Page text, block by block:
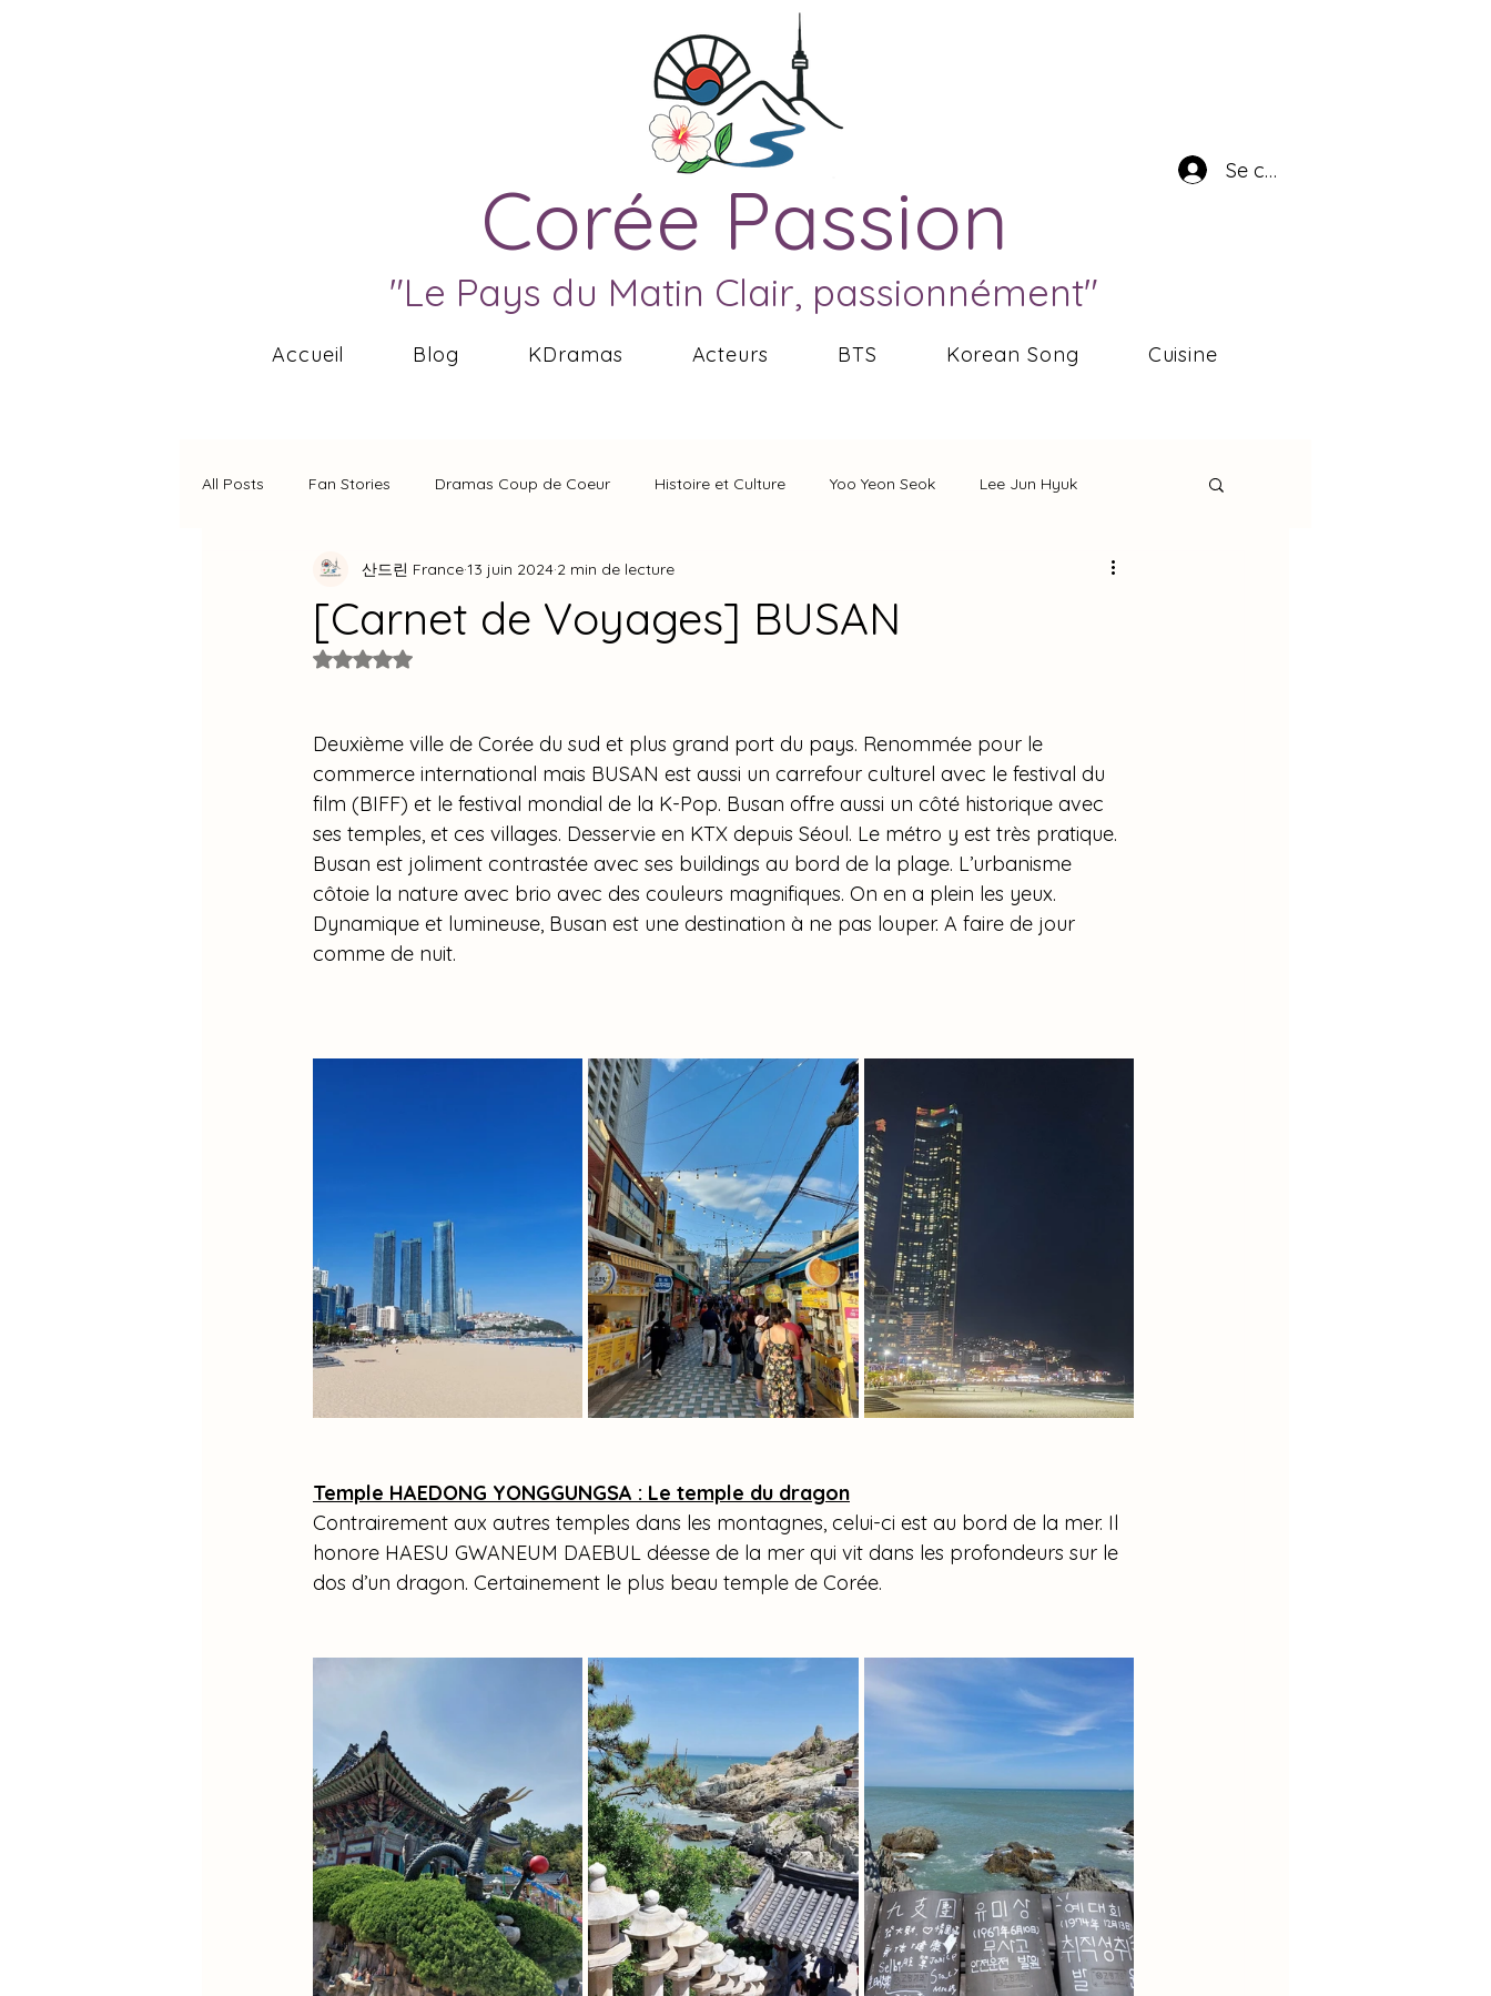
Corée Passion
"Le Pays du Matin Clair, passionnément"
Se connecter
Accueil Blog KDramas Acteurs BTS Korean Song Cuisine
All Posts Fan Stories Dramas Coup de Coeur Histoire et Culture Yoo Yeon Seok Lee Jun Hyuk
Byeon Woo Seok Hwang In Youp RoWoon
Park Bo Gum Ji Sung
BTS 2026 2025 2024 2023 2022 2021 2020 2018
[Carnet de Voyages] BUSAN
산드린 France13 juin 2024 2 min de lecture
Noté NaN étoiles sur 5.
Deuxième ville de Corée du sud et plus grand port du pays. Renommée pour le
commerce international mais BUSAN est aussi un carrefour culturel avec le festival du
film (BIFF) et le festival mondial de la K-Pop. Busan offre aussi un côté historique avec
ses temples, et ces villages. Desservie en KTX depuis Séoul. Le métro y est très pratique.
Busan est joliment contrastée avec ses buildings au bord de la plage. L’urbanisme
côtoie la nature avec brio avec des couleurs magnifiques. On en a plein les yeux.
Dynamique et lumineuse, Busan est une destination à ne pas louper. A faire de jour
comme de nuit.
Temple HAEDONG YONGGUNGSA : Le temple du dragon
Contrairement aux autres temples dans les montagnes, celui-ci est au bord de la mer. Il
honore HAESU GWANEUM DAEBUL déesse de la mer qui vit dans les profondeurs sur le
dos d’un dragon. Certainement le plus beau temple de Corée.